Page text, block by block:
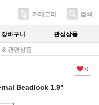
카테고리 검색
장바구니 관심상품
& 관련상품
0
Beadlock 1.9"